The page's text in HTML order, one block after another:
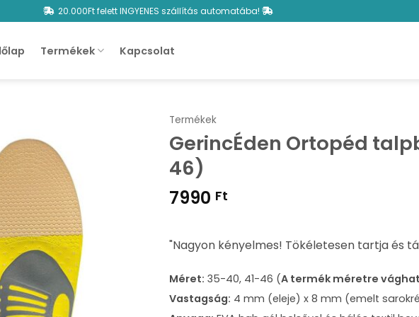
20.000Ft felett INGYENES szállítás automatába!
Termékek Kapcsolat
Termékek
GerincÉden Ortopéd
46)
7990 Ft
"Nagyon kényelmes! Tökéletesen tartja és
Méret: 35-40, 41-46 (A termék méretre
Vastagság: 4 mm (eleje) x 8 mm (emelt